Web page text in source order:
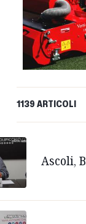
1139 ARTICOLI
Ascoli,